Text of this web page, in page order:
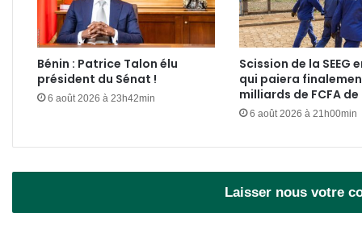
Bénin : Patrice Talon élu
président du Sénat !
6 août 2026 à 23h42min
Scission de la SEEG
qui paiera
milliards de FCFA
6 août 2026 à 21h00min
Laisser nous votre